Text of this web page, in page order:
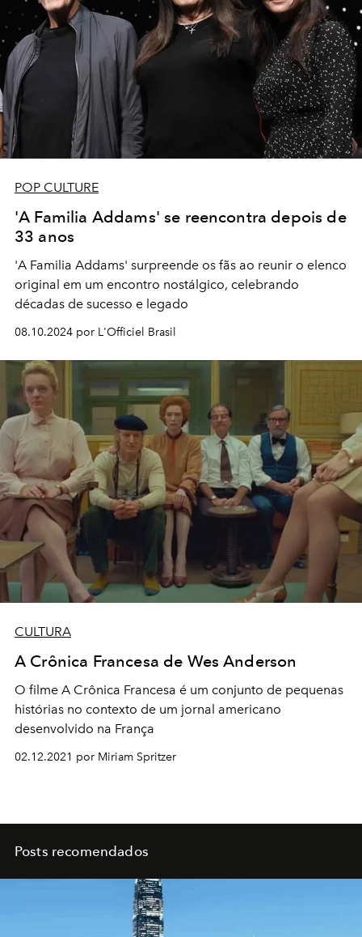
POP CULTURE
'A Familia Addams' se reencontra depois de
33 anos
'A Familia Addams' surpreende os fãs ao reunir o elenco
original em um encontro nostálgico, celebrando
décadas de sucesso e legado
08.10.2024 por L'Officiel Brasil
CULTURA
A Crônica Francesa de Wes Anderson
O filme A Crônica Francesa é um conjunto de pequenas
histórias no contexto de um jornal americano
desenvolvido na França
02.12.2021 por Miriam Spritzer
Posts recomendados